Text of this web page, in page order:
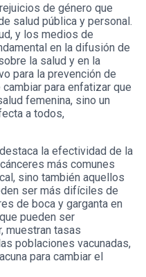
de género que
salud pública y personal.
y los medios de
en la difusión de
la salud y en la
para la prevención de
para enfatizar que
femenina, sino un
a todos,
la efectividad de la
más comunes
sino también aquellos
ser más difíciles de
de boca y garganta en
pueden ser
muestran tasas
poblaciones vacunadas,
para cambiar el